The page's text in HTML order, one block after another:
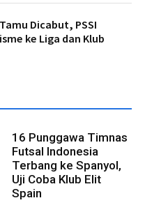
Dicabut, PSSI
ke Liga dan Klub
16 Punggawa Timnas
Futsal Indonesia
Terbang ke Spanyol,
Uji Coba Klub Elit
Spain